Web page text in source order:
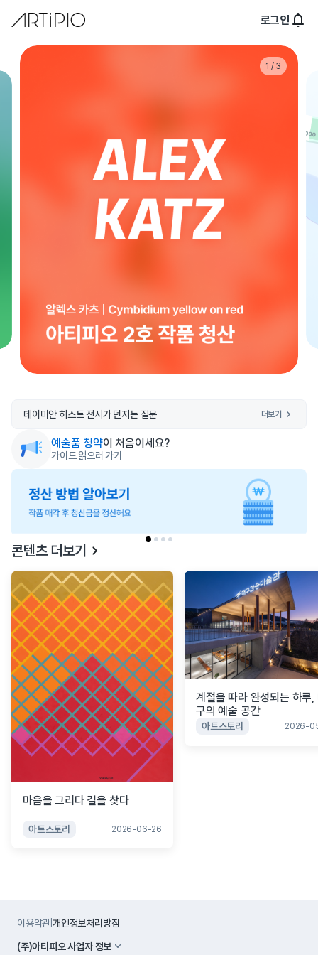
로그인
1 / 3
구순의 조각가, 호암미술관에 새긴 흔적…"70년의 예술 그대로"
조각투자 거래 플랫폼 ‘시동’…이르면 연말 시장 개설
이번 주말에 어디 갈까? 3월 아트 캘린더
더보기
예술품 청약이 처음이세요?
가이드 읽으러 가기
콘텐츠 더보기
마음을 그리다 길을 찾다
아트스토리 2026-06-26
계절을 따라 완성되는 하루,
구의 예술 공간
아트스토리 2026-
이용약관 |개인정보처리방침
(주)아티피오 사업자 정보